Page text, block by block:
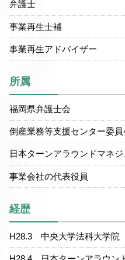
弁護士
事業再生士補
事業再生アドバイザー
所属
福岡県弁護士会
倒産業務等支援センター委員
日本ターンアラウンドマネ
事業会社の代表役員
経歴
H28.3 中央大学法科大学